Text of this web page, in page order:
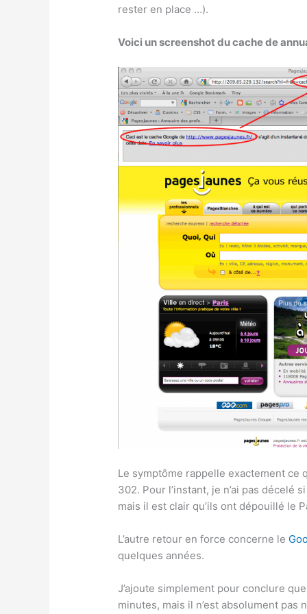
rester en place …).
Voici un screenshot du cache de
Le symptôme rappelle exactement ce
302. Pour l’instant, je n’ai pas
mais il est clair qu’ils ont dépouillé le
L’autre retour en force concerne le
quelques années.
J’ajoute simplement pour conclure
minutes, mais il n’est absolument pas